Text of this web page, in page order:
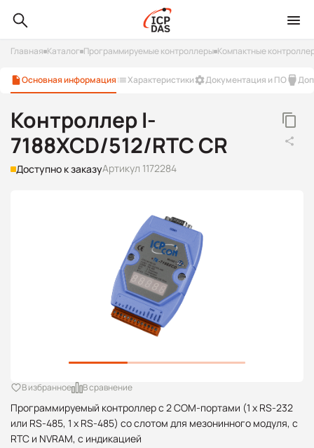
Главная Каталог Программируемые контроллеры Компактные
Основная информация Характеристики Документация и ПО
Контроллер I-
7188XCD/512/RTC CR
Доступно к заказуАртикул 1172284
Программируемый контроллер с 2 COM-портами (1 x RS-232
или RS-485, 1 x RS-485) со слотом для мезонинного модуля, с
RTC и NVRAM, с индикацией
В избранное В сравнение